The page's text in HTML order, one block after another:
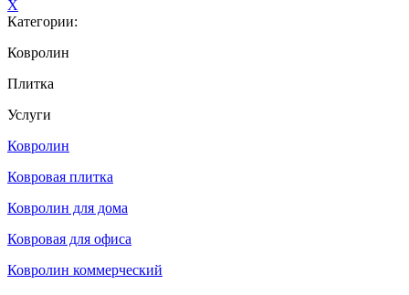
X
Категории:
Ковролин
Плитка
Услуги
Ковролин
Ковровая плитка
Ковролин для дома
Ковровая для офиса
Ковролин коммерческий